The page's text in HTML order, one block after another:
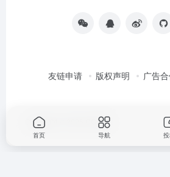
友链申请 版权声明 广告
Copyright © 2026 CG导航
首页 导航